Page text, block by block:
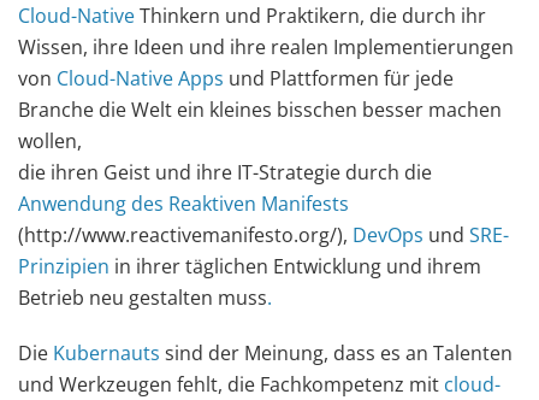
Cloud-NativeThinkern und Praktikern, die durch ihr
Wissen, ihre Ideen und ihre realen Implementierungen
von Cloud-Native Apps und Plattformen für jede
Branche die Welt ein kleines bisschen besser machen
wollen,
die ihren Geist und ihre IT-Strategie durch die
Anwendung des Reaktiven Manifests
(http://www.reactivemanifesto.org/), DevOps und SRE-
Prinzipien in ihrer täglichen Entwicklung und ihrem
Betrieb neu gestalten muss.
Die Kubernauts sind der Meinung, dass es an Talenten
und Werkzeugen fehlt, die Fachkompetenz mit cloud-